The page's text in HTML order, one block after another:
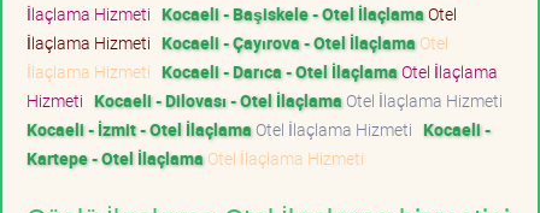
İlaçlama Hizmeti Kocaeli - Başiskele - Otel İlaçlamaOtel
İlaçlama Hizmeti Kocaeli - Çayırova - Otel İlaçlama Otel
İlaçlama Hizmeti Kocaeli - Darıca - Otel İlaçlamaOtel İlaçlama
Hizmeti Kocaeli - Dilovası - Otel İlaçlama Otel İlaçlama Hizmeti
Kocaeli - İzmit - Otel İlaçlama Otel İlaçlama Hizmeti Kocaeli -
Kartepe - Otel İlaçlama Otel İlaçlama Hizmeti